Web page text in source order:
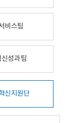
비스팀
성과팀
신지원단